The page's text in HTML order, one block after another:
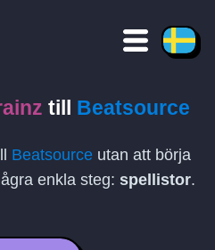
till Beatsource
Beatsourceutan att börja
enkla steg: spellistor.